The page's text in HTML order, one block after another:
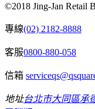
©2018 Jing-Jan Retail
專線(02) 2182-8888
客服0800-880-058
信箱
地址台北市大同區承